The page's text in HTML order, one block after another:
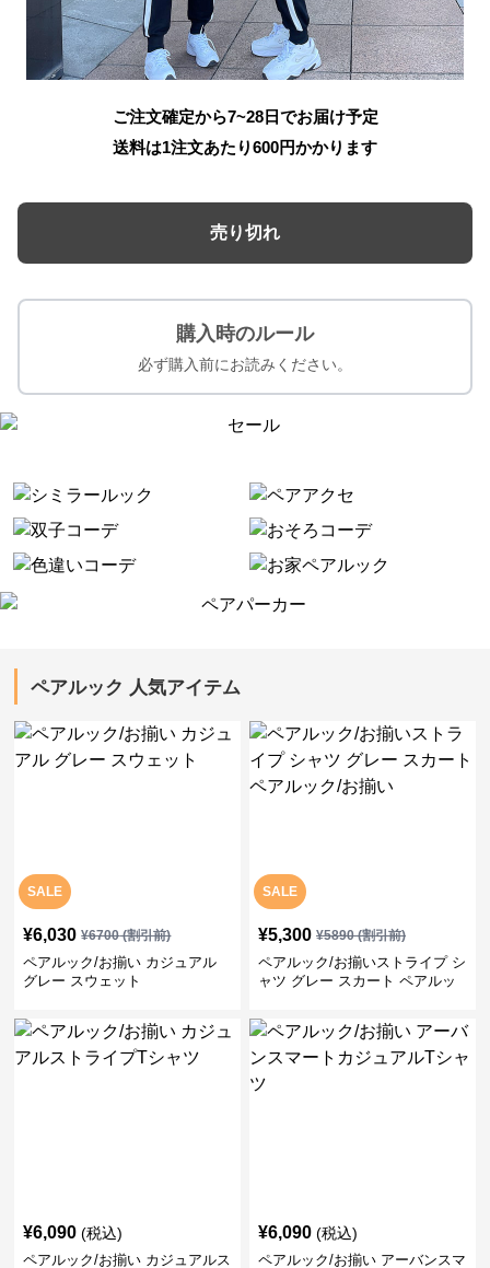
ご注文確定から7~28日でお届け予定
送料は1注文あたり600円かかります
売り切れ
購入時のルール
必ず購入前にお読みください。
ペアルック 人気アイテム
SALE
¥6,030 ¥6700(割引前)
ペアルック/お揃い カジュアル
グレー スウェット
SALE
¥5,300 ¥5890(割引前)
ペアルック/お揃いストライプ シ
ャツ グレー スカート ペアルッ
¥6,090 (税込)
ペアルック/お揃い カジュアルス
¥6,090 (税込)
ペアルック/お揃い アーバンスマ